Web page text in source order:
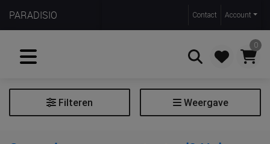
PARADISIO Contact Account
0
Zoeken
Filteren Weergave
Autostoel